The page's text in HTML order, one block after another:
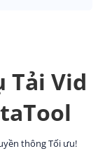
Tải Vid
thông Tối ưu!